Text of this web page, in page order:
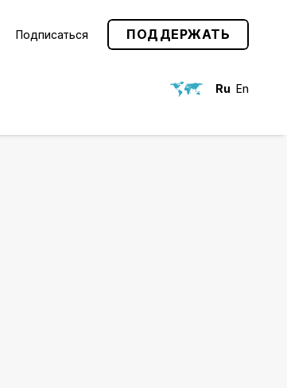
Подписаться ПОДДЕРЖАТЬ
Ru En